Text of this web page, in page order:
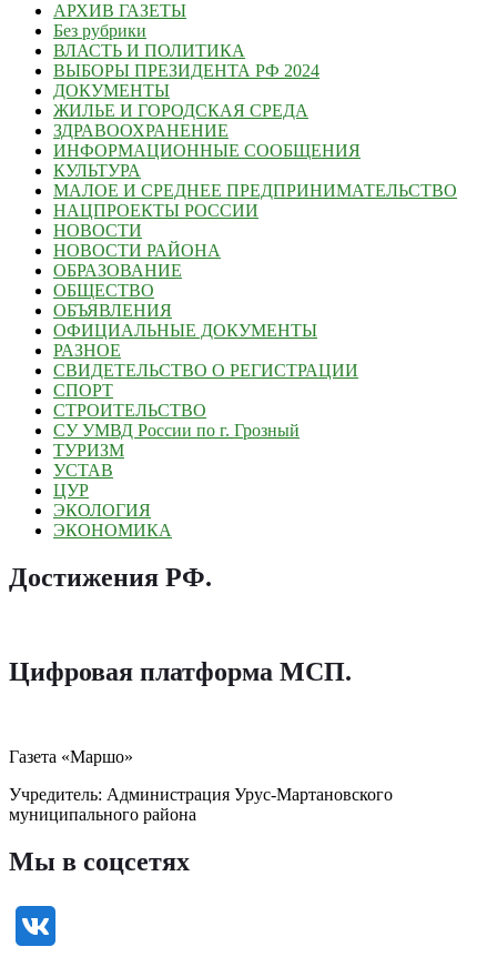
АРХИВ ГАЗЕТЫ
Без рубрики
ВЛАСТЬ И ПОЛИТИКА
ВЫБОРЫ ПРЕЗИДЕНТА РФ 2024
ДОКУМЕНТЫ
ЖИЛЬЕ И ГОРОДСКАЯ СРЕДА
ЗДРАВООХРАНЕНИЕ
ИНФОРМАЦИОННЫЕ СООБЩЕНИЯ
КУЛЬТУРА
МАЛОЕ И СРЕДНЕЕ ПРЕДПРИНИМАТЕЛЬСТВО
НАЦПРОЕКТЫ РОССИИ
НОВОСТИ
НОВОСТИ РАЙОНА
ОБРАЗОВАНИЕ
ОБЩЕСТВО
ОБЪЯВЛЕНИЯ
ОФИЦИАЛЬНЫЕ ДОКУМЕНТЫ
РАЗНОЕ
СВИДЕТЕЛЬСТВО О РЕГИСТРАЦИИ
СПОРТ
СТРОИТЕЛЬСТВО
СУ УМВД России по г. Грозный
ТУРИЗМ
УСТАВ
ЦУР
ЭКОЛОГИЯ
ЭКОНОМИКА
Достижения РФ.
Цифровая платформа МСП.
Газета «Маршо»
Учредитель: Администрация Урус-Мартановского
муниципального района
Мы в соцсетях